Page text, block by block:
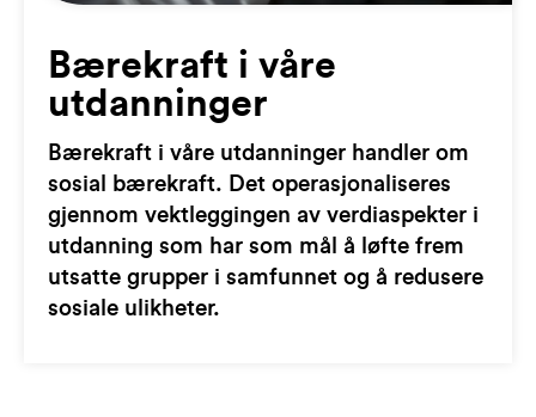
Bærekraft i våre
utdanninger
Bærekraft i våre utdanninger handler om
sosial bærekraft. Det operasjonaliseres
gjennom vektleggingen av verdiaspekter i
utdanning som har som mål å løfte frem
utsatte grupper i samfunnet og å redusere
sosiale ulikheter.